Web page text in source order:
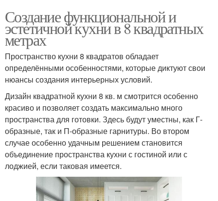
Создание функциональной и
эстетичной кухни в 8 квадратных
метрах
Пространство кухни 8 квадратов обладает
определёнными особенностями, которые диктуют свои
нюансы создания интерьерных условий.
Дизайн квадратной кухни 8 кв. м смотрится особенно
красиво и позволяет создать максимально много
пространства для готовки. Здесь будут уместны, как Г-
образные, так и П-образные гарнитуры. Во втором
случае особенно удачным решением становится
объединение пространства кухни с гостиной или с
лоджией, если таковая имеется.